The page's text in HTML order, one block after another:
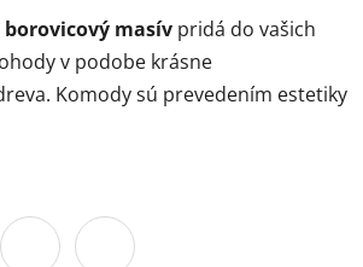
masív pridá do vašich
v podobe krásne
Komody sú prevedením estetiky